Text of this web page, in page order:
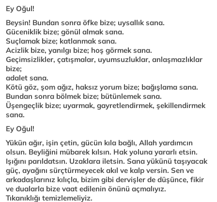
Ey Oğul!
Beysin! Bundan sonra öfke bize; uysallık sana.
Güceniklik bize; gönül almak sana.
Suçlamak bize; katlanmak sana.
Acizlik bize, yanılgı bize; hoş görmek sana.
Geçimsizlikler, çatışmalar, uyumsuzluklar, anlaşmazlıklar
bize;
adalet sana.
Kötü göz, şom ağız, haksız yorum bize; bağışlama sana.
Bundan sonra bölmek bize; bütünlemek sana.
Üşengeçlik bize; uyarmak, gayretlendirmek, şekillendirmek
sana.
Ey Oğul!
Yükün ağır, işin çetin, gücün kıla bağlı, Allah yardımcın
olsun. Beyliğini mübarek kılsın. Hak yoluna yararlı etsin.
Işığını parıldatsın. Uzaklara iletsin. Sana yükünü taşıyacak
güç, ayağını sürçtürmeyecek akıl ve kalp versin. Sen ve
arkadaşlarınız kılıçla, bizim gibi dervişler de düşünce, fikir
ve dualarla bize vaat edilenin önünü açmalıyız.
Tıkanıklığı temizlemeliyiz.